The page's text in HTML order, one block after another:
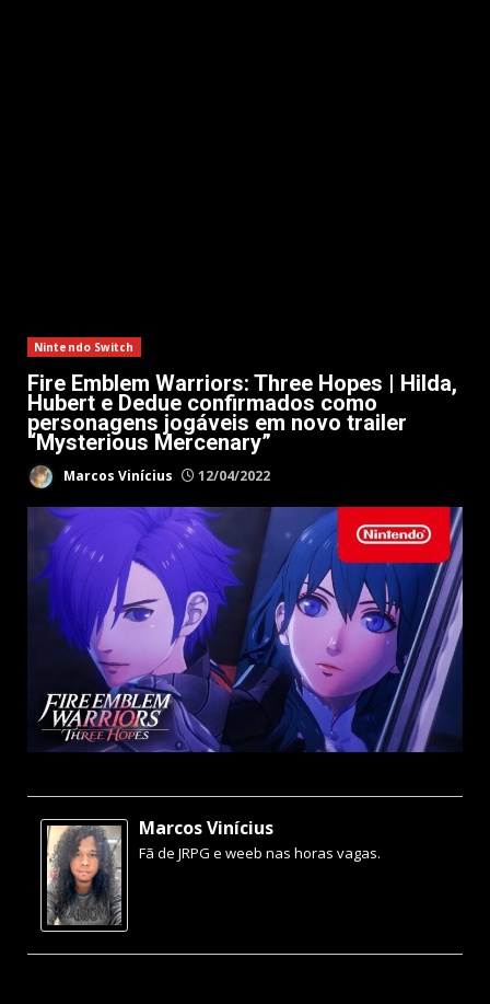
Nintendo Switch
Fire Emblem Warriors: Three Hopes | Hilda,
Hubert e Dedue confirmados como
personagens jogáveis em novo trailer
“Mysterious Mercenary”
Marcos Vinícius 12/04/2022
Marcos Vinícius
Fã de JRPG e weeb nas horas vagas.